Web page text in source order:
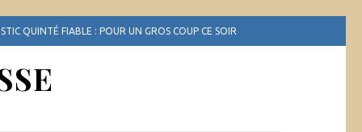
QUINTÉ FIABLE : POUR UN GROS COUP CE SOIR